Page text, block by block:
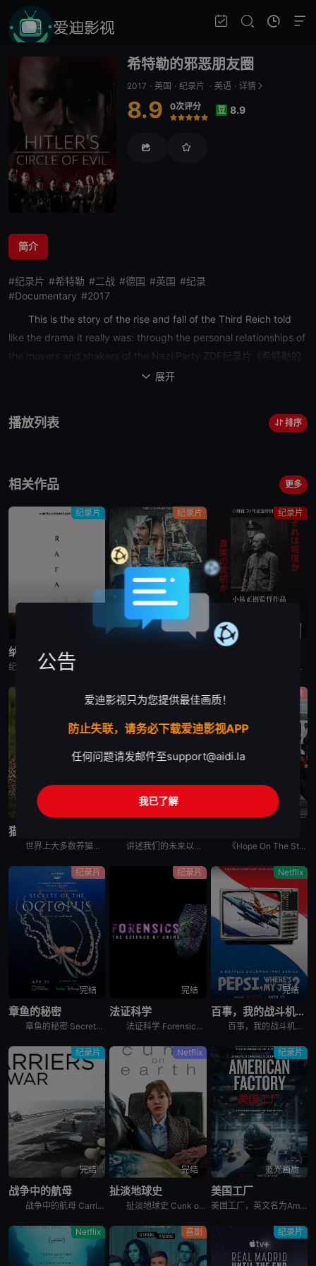
希特勒的邪恶朋友圈
2017 · 英国 · 纪录片 · 英语 · 详情
8.9 0次评分
很差
较差
还行推荐力荐
豆 8.9
简介
#纪录片 #希特勒 #二战 #德国 #英国 #纪录
#Documentary #2017
This is the story of the rise and fall of the Third Reich told
like the drama it really was: through the personal relationships of
the movers and shakers of the Nazi Party.ZDF纪录片《希特勒的
Hitler’s Circle of Evil 2017》是希特勒亲信的内幕故事:
第二集 重新集结第三集 罗姆之死第四集 反犹浪潮第五集 贝格霍夫的
 展开
播放列表 排序
相关作品 更多
纪录片
已完结
纳达尔
纪录片
完结
纪录片
围绕着東京审判这一重要历史事件, 本片除了讲述过程外, 更重要的还是提出了一系列国际法法律问题和伦理道德疑问, 如事后法问题, 战争罪的有無, 以及个人辩护和国家辩护的选择和远东国际法庭战犯的选择
纪录片
猫之魂
世界上大多数养猫的人都能通过宠物的眼睛窥见动物的野性。这部纪录片着眼于家猫和它们的野生表亲们，以及它们的祖先之间，在行为上隐约可见的关联。镜头特别勾勒出这些相似之处，并向所谓的“主人们”（如果猫真
纪录片
讲述我们的未来以及我们如何重新构想它们。由著名未来学家阿里·瓦拉赫主持，邀请观众踏上一次环游世界的旅程，充满发现、希望和可能性，了解我们今天所处的位置以及接下来会发生什么。将历史、科学和意想不到的
纪录
《Hope On The Street》是防弹少年团郑号锡（j-hope）推出的同名舞蹈练习日记内容。讲述j-hope在入伍前访问日本大阪、法国巴黎、美国纽约、韩国首尔和光州，并与当地的舞蹈家通过
纪录片
完结
章鱼的秘密
章鱼的秘密 Secrets of the Octopus是2024年澳大利亚,美国纪录片。艾美奖肯定《鲸之谜》制作团队最新力作。 &nbsp; &nbsp; &nbsp; &nbsp; &nbsp
纪录片
完结
法证科学
法证科学 Forensics: The Science of Crime是2020年犯罪纪录片。《法证科学》旨在向观众展示法医学是如何帮助破获各类犯罪案件的，通过在法医研究所、大学实验室、研究中心
Netflix
完结
百事，我的战斗机呢？
百事，我的战斗机呢？ Pepsi, Where&#39;s My Jet?是2022年美国历史纪录片。When a 20-year-old attempts to win a fighter je
纪录片
完结
战争中的航母
战争中的航母 Carriers at War分集剧情：第1集，以实时跟拍的方式，展示了超级航母布什号在阿拉伯海湾战争中的优异表现，以及强大战力背后辛苦和严禁的准备工作。机组人员严苛的修检F/A -
Netflix
完结
扯淡地球史
扯淡地球史 Cunk on Earth是2022年英国喜剧纪录片。Follows Philomena Cunk as she comically tells the story of our gr
纪录片
蓝光画质
美国工厂
美国工厂，英文名为American Factory，是2019年上映的美国纪录片电影。
Netflix 喜剧 纪录片
公告
爱迪影视只为您提供最佳画质！
防止失联，请务必下载爱迪影视APP
任何问题请发邮件至support@aidi.la
我已了解